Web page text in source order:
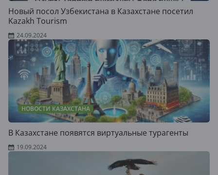
Новый посол Узбекистана в Казахстане посетил
Kazakh Tourism
24.09.2024
НОВОСТИ КАЗАХСТАНА
В Казахстане появятся виртуальные турагенты
19.09.2024